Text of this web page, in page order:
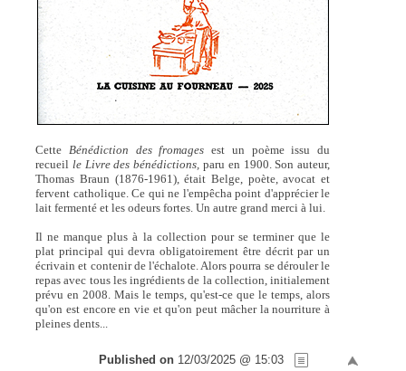
Cette Bénédiction des fromages est un poème issu du
recueil le Livre des bénédictions, paru en 1900. Son auteur,
Thomas Braun (1876-1961), était Belge, poète, avocat et
fervent catholique. Ce qui ne l'empêcha point d'apprécier le
lait fermenté et les odeurs fortes. Un autre grand merci à lui.
Il ne manque plus à la collection pour se terminer que le
plat principal qui devra obligatoirement être décrit par un
écrivain et contenir de l'échalote. Alors pourra se dérouler le
repas avec tous les ingrédients de la collection, initialement
prévu en 2008. Mais le temps, qu'est-ce que le temps, alors
qu'on est encore en vie et qu'on peut mâcher la nourriture à
pleines dents...
Published on 12/03/2025 @ 15:03